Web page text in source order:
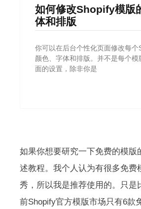
如何修改Shopify模版
体和排版
你可以在后台个性化页面修改每个
颜色、字体和排版。并不是每个模
面的设置，除非你是
如果你想要研究一下免费的模版
述教程。我个人认为有很多免费
秀，所以我是推荐使用的。只是
前Shopify官方模版市场只有6款